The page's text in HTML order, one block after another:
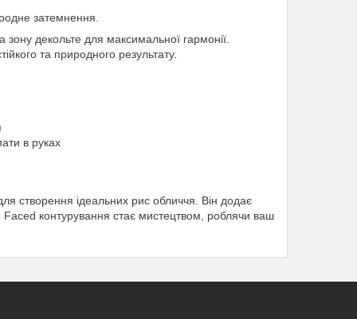
затемнення.
декольте для максимальної гармонії.
та природного результату.
в руках
створення ідеальних рис обличчя. Він додає
Faced контурування стає мистецтвом, роблячи ваш